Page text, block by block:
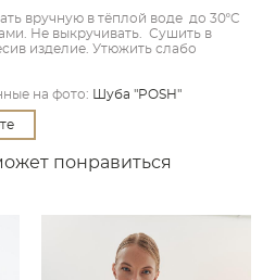
вручную в тёплой воде до 30ºC
Не выкручивать. Сушить в
изделие. Утюжить слабо
на фото: Шуба "POSH"
понравиться